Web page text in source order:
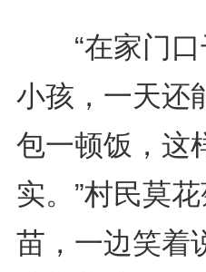
“在家门口
小孩，一天还
包一顿饭，这
实。”村民莫
苗，一边笑着